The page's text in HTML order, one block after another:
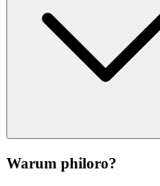
Warum philoro?